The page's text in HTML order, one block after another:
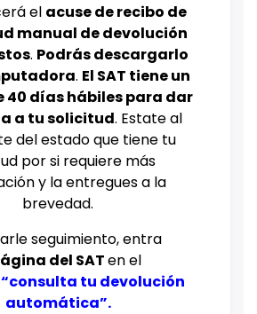
el acuse de recibo de
manual de devolución
. Podrás descargarlo
. El SAT tiene un
40 días hábiles para dar
a tu solicitud. Estate al
del estado que tiene tu
por si requiere más
y la entregues a la
brevedad.
seguimiento, entra
del SATen el
“consulta tu devolución
automática”.